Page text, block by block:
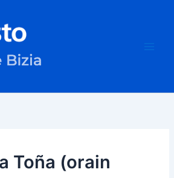
Toña (orain